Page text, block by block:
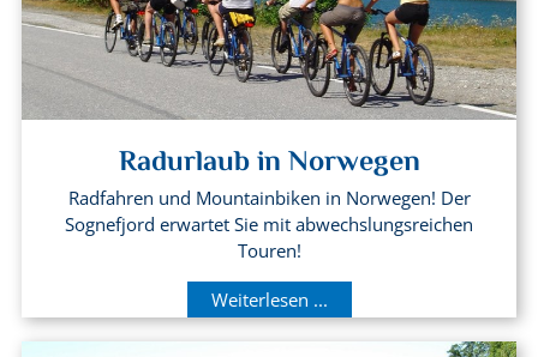
Radurlaub in Norwegen
Radfahren und Mountainbiken in Norwegen! Der
Sognefjord erwartet Sie mit abwechslungsreichen
Touren!
Weiterlesen ...